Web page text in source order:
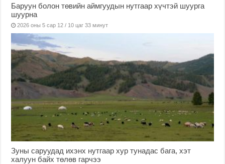
Баруун болон төвийн аймгуудын нутгаар хүчтэй шуурга
шуурна
2026 оны 5 сар 12 / 10 цаг 33 минут
Зуны саруудад ихэнх нутгаар хур тунадас бага, хэт
халуун байх төлөв гарчээ